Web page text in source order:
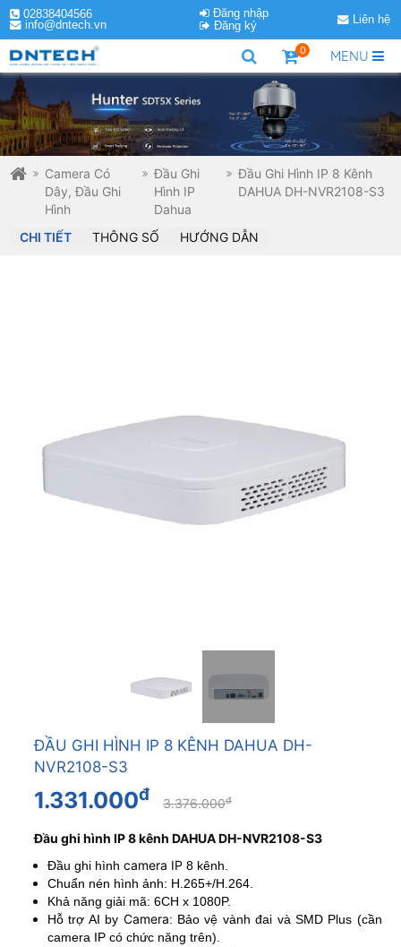
02838404566
info@dntech.vn
Đăng nhập
Đăng ký
Liên hệ
MENU
0
Camera Có
Dây, Đầu Ghi
Hình
Đầu Ghi
Hình IP
Dahua
Đầu Ghi Hình IP 8 Kênh
DAHUA DH-NVR2108-S3
CHI TIẾT THÔNG SỐ HƯỚNG DẪN
ĐẦU GHI HÌNH IP 8 KÊNH DAHUA DH-
NVR2108-S3
1.331.000đ 3.376.000đ
Đầu ghi hình IP 8 kênh DAHUA DH-NVR2108-S3
Đầu ghi hình camera IP 8 kênh.
Chuẩn nén hình ảnh: H.265+/H.264.
Khả năng giải mã: 6CH x 1080P.
Hỗ trợ AI by Camera: Bảo vệ vành đai và SMD Plus (cần
camera IP có chức năng trên).